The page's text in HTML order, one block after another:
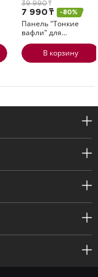
39 990 т
7 990 т -80%
Панель "Тонкие
вафли" для…
В корзину